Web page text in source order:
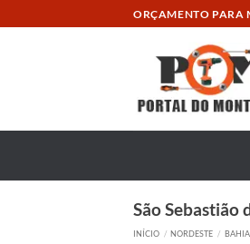
to
ORÇAMENTO PARA
São Sebastião
INÍCIO / NORDESTE / BAHIA